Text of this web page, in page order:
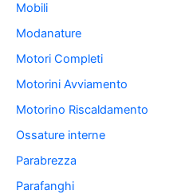
Mobili
Modanature
Motori Completi
Motorini Avviamento
Motorino Riscaldamento
Ossature interne
Parabrezza
Parafanghi